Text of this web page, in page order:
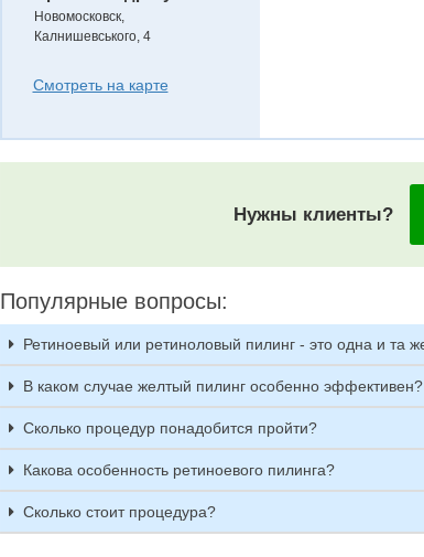
Новомосковск,
Калнишевського, 4
Смотреть на карте
Нужны клиенты?
Популярные вопросы:
Ретиноевый или ретиноловый пилинг - это одна и та
В каком случае желтый пилинг особенно эффективен?
Сколько процедур понадобится пройти?
Какова особенность ретиноевого пилинга?
Сколько стоит процедура?